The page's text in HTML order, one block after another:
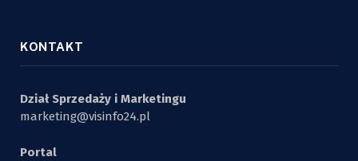
KONTAKT
Dział Sprzedaży i Marketingu
marketing@visinfo24.pl
Portal